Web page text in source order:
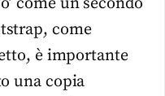
come
è importante
una copia